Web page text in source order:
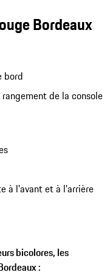
Bordeaux
bord
de la console
à l'avant et à l'arrière
bicolores, les
: